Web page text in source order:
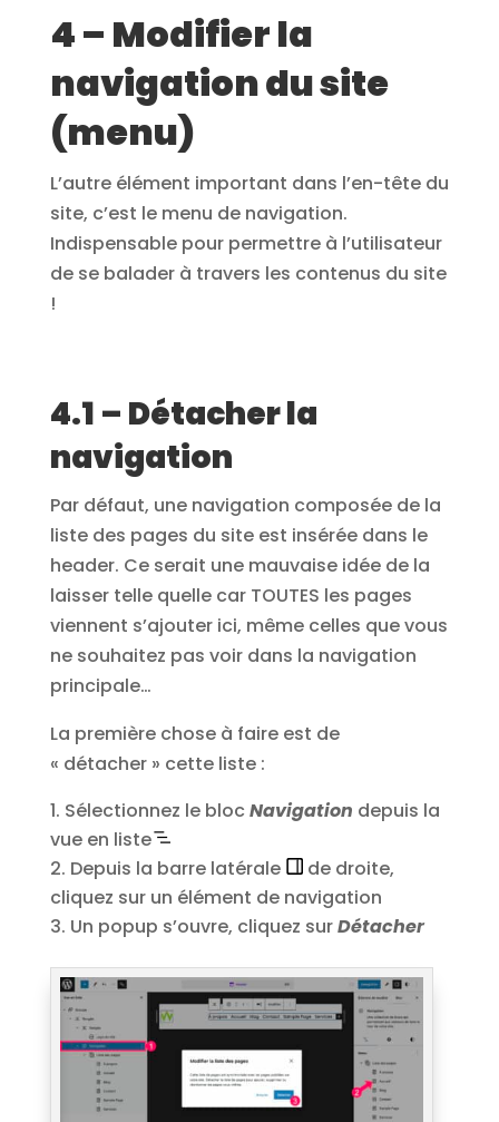
4 – Modifier la
navigation du site
(menu)
L’autre élément important dans l’en-tête du
site, c’est le menu de navigation.
Indispensable pour permettre à l’utilisateur
de se balader à travers les contenus du site
!
4.1 – Détacher la
navigation
Par défaut, une navigation composée de la
liste des pages du site est insérée dans le
header. Ce serait une mauvaise idée de la
laisser telle quelle car TOUTES les pages
viennent s’ajouter ici, même celles que vous
ne souhaitez pas voir dans la navigation
principale…
La première chose à faire est de
« détacher » cette liste :
Sélectionnez le bloc Navigation depuis la
vue en liste
Depuis la barre latérale
de droite,
cliquez sur un élément de navigation
Un popup s’ouvre, cliquez surDétacher